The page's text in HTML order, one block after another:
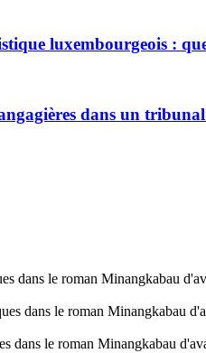
luxembourgeois :
dans un
dans le roman Minangkabau
dans le roman Minangkabau
dans le roman Minangkabau